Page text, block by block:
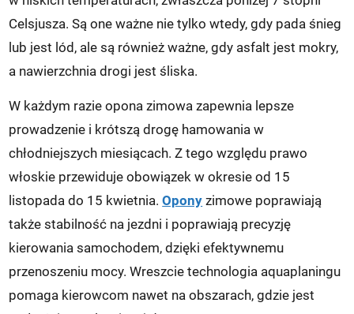
Celsjusza. Są one ważne nie tylko wtedy, gdy pada śnieg
lub jest lód, ale są również ważne, gdy asfalt jest mokry,
a nawierzchnia drogi jest śliska.
W każdym razie opona zimowa zapewnia lepsze
prowadzenie i krótszą drogę hamowania w
chłodniejszych miesiącach. Z tego względu prawo
włoskie przewiduje obowiązek w okresie od 15
listopada do 15 kwietnia.Opony zimowe poprawiają
także stabilność na jezdni i poprawiają precyzję
kierowania samochodem, dzięki efektywnemu
przenoszeniu mocy. Wreszcie technologia aquaplaningu
pomaga kierowcom nawet na obszarach, gdzie jest